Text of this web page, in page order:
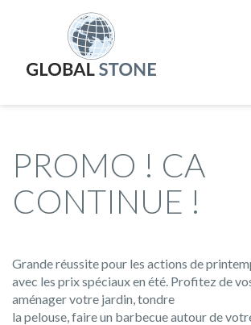
PROMO ! CA
CONTINUE !
Grande réussite pour les actions de
avec les prix spéciaux en été. Profitez de
aménager votre jardin, tondre
la pelouse, faire un barbecue autour de